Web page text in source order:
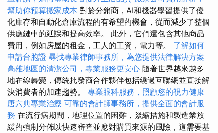
幫助你預算搬家成本 對於分銷商，AI和機器學習提供了優
化庫存和自動化倉庫流程的有希望的機會，從而減少了整個
供應鏈中的延誤和提高效率。 此外，它們還包含其他商品
費用，例如房屋的租金，工人的工資，電力等。 了解如何
申請台胞證 尋找專業律師事務所，為您提供法律解決方案
高雄地區的清潔公司，專業服務更安心 隨著世界越來越多
地在線轉變，傳統批發商合作夥伴包括繞過互聯網並直接解
決消費者的加速趨勢。 專業眼科服務，照顧您的視力健康
唐六典專業治療 可靠的會計師事務所，提供全面的會計服
務 在流行病期間，地理位置的困難，緊縮措施和製造業放
緩的強制分佈以快速審查並應對購買來源的風險，這需要基